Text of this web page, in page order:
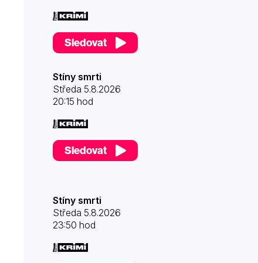
Sledovat
Stíny smrti
Středa 5.8.2026
20:15 hod
Sledovat
Stíny smrti
Středa 5.8.2026
23:50 hod